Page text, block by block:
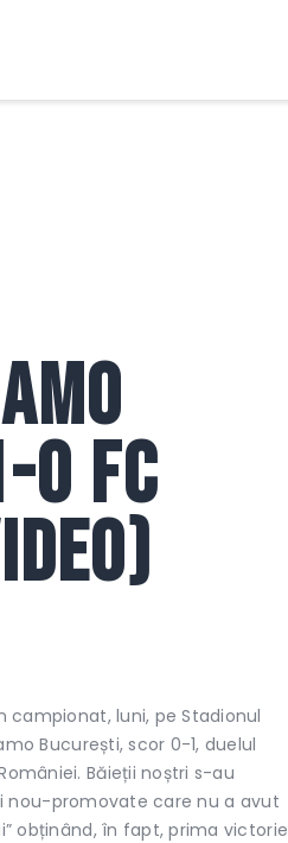
FC
campionat, luni, pe Stadionul
București, scor 0-1, duelul
Băieții noștri s-au
nou-promovate care nu a avut
obținând, în fapt, prima victorie